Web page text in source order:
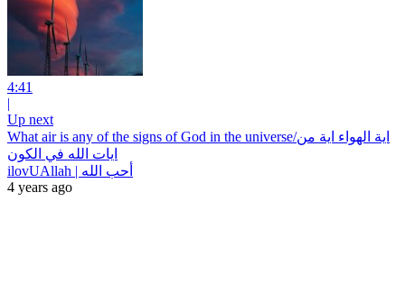
4:41
|
Up next
What air is any of the signs of God in the universe/اية الهواء اية من
ايات الله في الكون
ilovUAllah | أحب الله
4 years ago